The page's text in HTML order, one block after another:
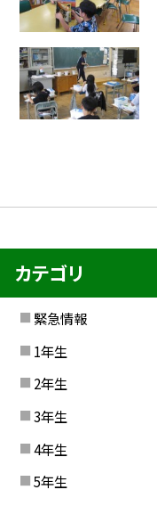
カテゴリ
緊急情報
1年生
2年生
3年生
4年生
5年生